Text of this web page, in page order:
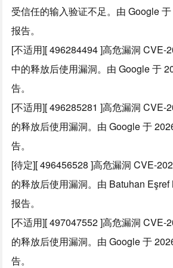
受信任的输入验证不足。由 Google
报告。
[不适用][ 496284494 ]高危漏洞 CVE-
中的释放后使用漏洞。由 Google 于
告。
[不适用][ 496285281 ]高危漏洞 CVE-
的释放后使用漏洞。由 Google 于
告。
[待定][ 496456528 ]高危漏洞 CVE-
的释放后使用漏洞。由 Batuhan
报告。
[不适用][ 497047552 ]高危漏洞 CVE-
的释放后使用漏洞。由 Google 于
告。